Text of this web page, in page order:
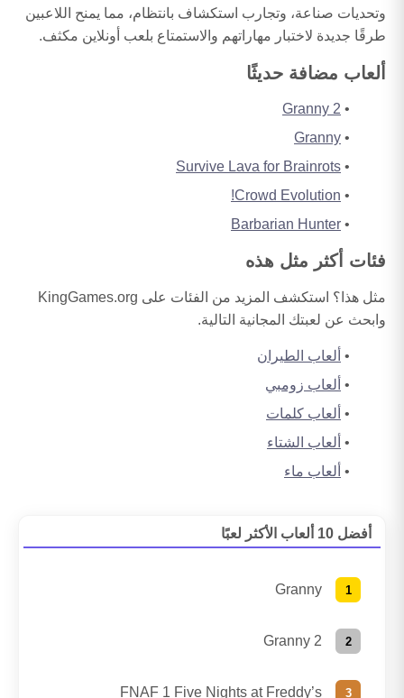
وتحديات صناعة، وتجارب استكشاف بانتظام، مما يمنح اللاعبين
طرقًا جديدة لاختبار مهاراتهم والاستمتاع بلعب أونلاين مكثف.
ألعاب مضافة حديثًا
Granny 2
Granny
Survive Lava for Brainrots
Crowd Evolution!
Barbarian Hunter
فئات أكثر مثل هذه
مثل هذا؟ استكشف المزيد من الفئات على KingGames.org
وابحث عن لعبتك المجانية التالية.
ألعاب الطيران
ألعاب زومبي
ألعاب كلمات
ألعاب الشتاء
ألعاب ماء
أفضل 10 ألعاب الأكثر لعبًا
Granny
Granny 2
FNAF 1 Five Nights at Freddy’s